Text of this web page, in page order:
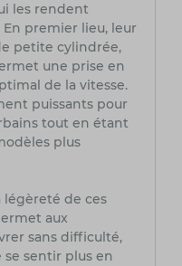
les rendent
premier lieu, leur
petite cylindrée,
une prise en
de la vitesse.
puissants pour
tout en étant
plus
légèreté de ces
aux
sans difficulté,
se sentir plus en